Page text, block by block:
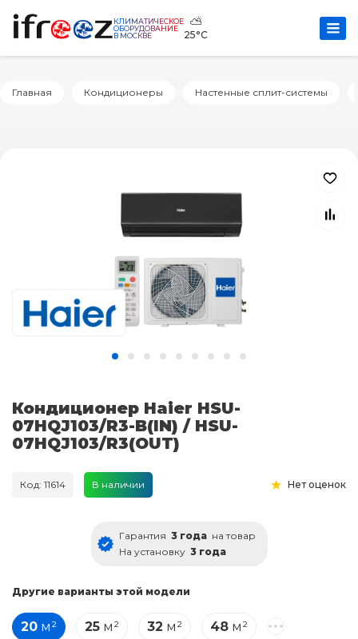
КЛИМАТИЧЕСКОЕ
ОБОРУДОВАНИЕ
В МОСКВЕ
⛅
25°C
Главная Кондиционеры Настенные сплит-системы
Кондиционер Haier HSU-
07HQJ103/R3-B(IN) / HSU-
07HQJ103/R3(OUT)
Код: 11614 В наличии Нет оценок
Гарантия 3 года на товар
На установку 3 года
Другие варианты этой модели
20 м² 25 м² 32 м² 48 м²